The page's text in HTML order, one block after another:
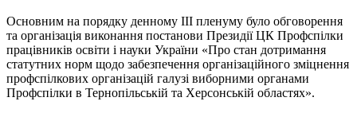
Основним на порядку денному ІІІ пленуму було обговорення
та організація виконання постанови Президії ЦК Профспілки
працівників освіти і науки України «Про стан дотримання
статутних норм щодо забезпечення організаційного зміцнення
профспілкових організацій галузі виборними органами
Профспілки в Тернопільській та Херсонській областях».